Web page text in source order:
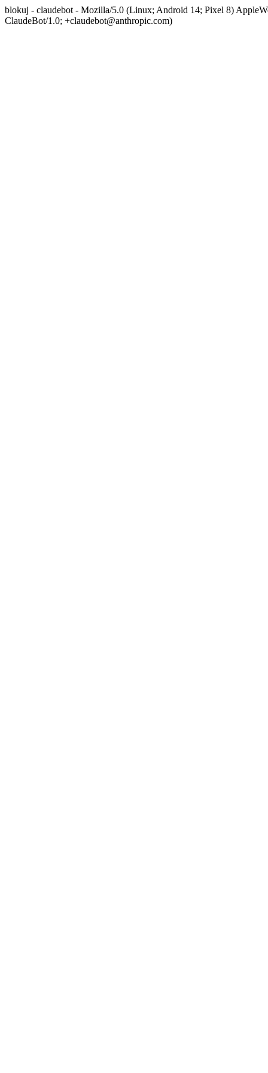
blokuj - claudebot - Mozilla/5.0 (Linux; Android 14; Pixel 8)
ClaudeBot/1.0; +claudebot@anthropic.com)